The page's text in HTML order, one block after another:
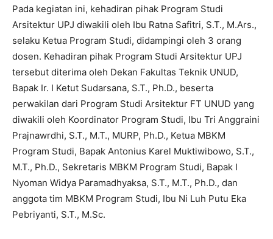
Pada kegiatan ini, kehadiran pihak Program Studi
Arsitektur UPJ diwakili oleh Ibu Ratna Safitri, S.T., M.Ars.,
selaku Ketua Program Studi, didampingi oleh 3 orang
dosen. Kehadiran pihak Program Studi Arsitektur UPJ
tersebut diterima oleh Dekan Fakultas Teknik UNUD,
Bapak Ir. I Ketut Sudarsana, S.T., Ph.D., beserta
perwakilan dari Program Studi Arsitektur FT UNUD yang
diwakili oleh Koordinator Program Studi, Ibu Tri Anggraini
Prajnawrdhi, S.T., M.T., MURP, Ph.D., Ketua MBKM
Program Studi, Bapak Antonius Karel Muktiwibowo, S.T.,
M.T., Ph.D., Sekretaris MBKM Program Studi, Bapak I
Nyoman Widya Paramadhyaksa, S.T., M.T., Ph.D., dan
anggota tim MBKM Program Studi, Ibu Ni Luh Putu Eka
Pebriyanti, S.T., M.Sc.